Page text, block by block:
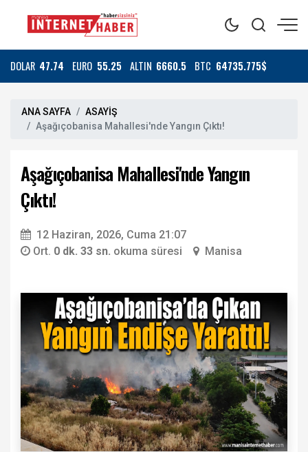
DOLAR 47.74 EURO 55.25 ALTIN 6660.5 BTC 64735.775$
ANA SAYFA
ASAYİŞ
Aşağıçobanisa Mahallesi'nde Yangın Çıktı!
Aşağıçobanisa Mahallesi'nde Yangın
Çıktı!
12 Haziran, 2026, Cuma 21:07
Ort. 0 dk. 33 sn. okuma süresi Manisa